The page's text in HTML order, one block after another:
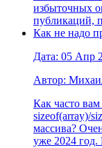
избыточных
публикаций,
Как не надо
Дата: 05 Апр
Автор:
Как часто вам
sizeof(array)/
массива?
уже 2024 год.